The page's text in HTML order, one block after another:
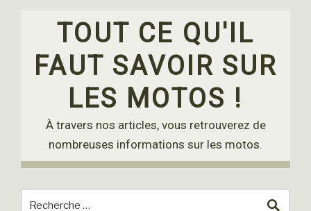
TOUT CE QU'IL
FAUT SAVOIR SUR
LES MOTOS !
À travers nos articles, vous retrouverez de
nombreuses informations sur les motos.